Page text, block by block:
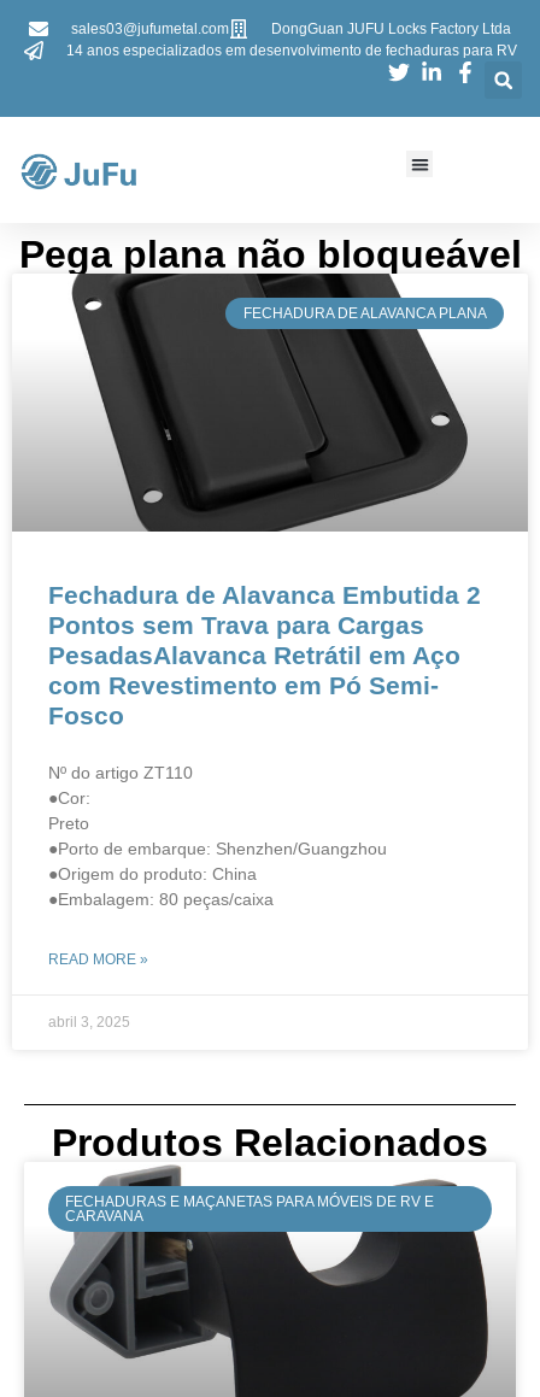
sales03@jufumetal.com
DongGuan JUFU Locks Factory Ltda
14 anos especializados em desenvolvimento de fechaduras para RV
Pega plana não bloqueável
​FECHADURA DE ALAVANCA PLANA
Fechadura de Alavanca Embutida 2
Pontos sem Trava para Cargas
PesadasAlavanca Retrátil em Aço
com Revestimento em Pó Semi-
Fosco
Nº do artigo ZT110
●Cor:
Preto
●Porto de embarque: Shenzhen/Guangzhou
●Origem do produto: China
●Embalagem: 80 peças/caixa
READ MORE »
abril 3, 2025
Produtos Relacionados
FECHADURAS E MAÇANETAS PARA MÓVEIS DE RV E
CARAVANA